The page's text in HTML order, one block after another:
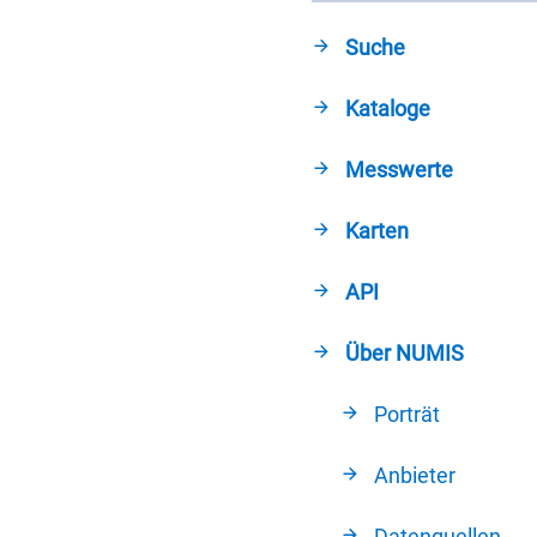
Suche
Kataloge
Messwerte
Karten
API
Über NUMIS
Porträt
Anbieter